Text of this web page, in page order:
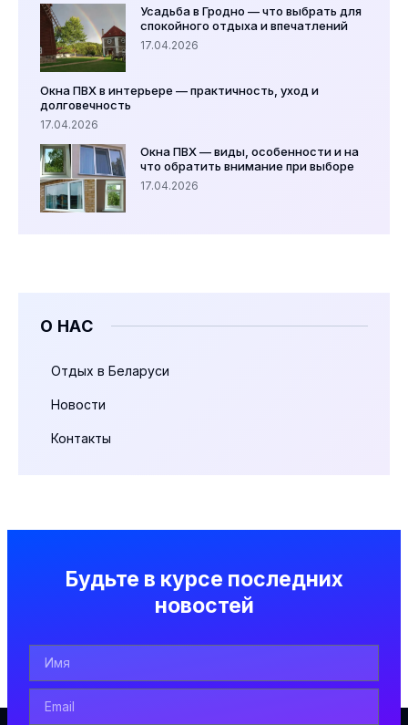
Усадьба в Гродно — что выбрать для
спокойного отдыха и впечатлений
17.04.2026
Окна ПВХ в интерьере — практичность, уход и
долговечность
17.04.2026
Окна ПВХ — виды, особенности и на
что обратить внимание при выборе
17.04.2026
О НАС
Отдых в Беларуси
Новости
Контакты
Будьте в курсе последних
новостей